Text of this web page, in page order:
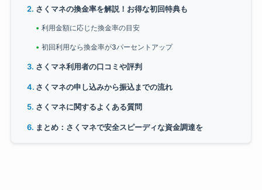
さくマネの換金率を解説！お得な初回特典も
利用金額に応じた換金率の目安
初回利用なら換金率が3パーセントアップ
さくマネ利用者の口コミや評判
さくマネの申し込みから振込までの流れ
さくマネに関するよくある質問
まとめ：さくマネで安全スピーディな資金調達を